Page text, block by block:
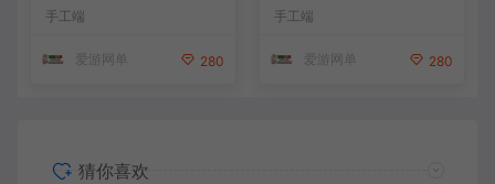
多项修复 带网页GM物品后台
代金券内购 虚拟机一键端视
手工端
爱游网单 280
版 带网页GM充值物品后台
回合制抽卡模拟器手游 虚拟
本教学
手工端
爱游网单 280
猜你喜欢